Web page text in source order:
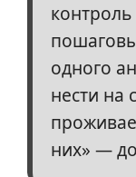
одного
нести на
них» —